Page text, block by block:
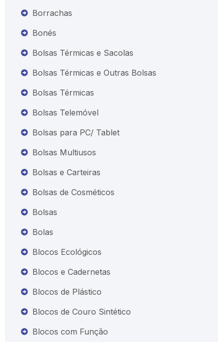
Borrachas
Bonés
Bolsas Térmicas e Sacolas
Bolsas Térmicas e Outras Bolsas
Bolsas Térmicas
Bolsas Telemóvel
Bolsas para PC/ Tablet
Bolsas Multiusos
Bolsas e Carteiras
Bolsas de Cosméticos
Bolsas
Bolas
Blocos Ecológicos
Blocos e Cadernetas
Blocos de Plástico
Blocos de Couro Sintético
Blocos com Função